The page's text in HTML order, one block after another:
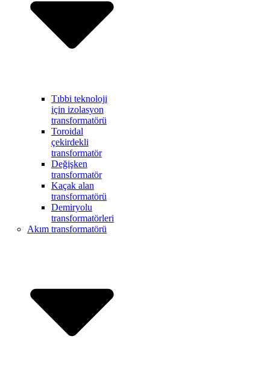
Tıbbi teknoloji
için izolasyon
transformatörü
Toroidal
çekirdekli
transformatör
Değişken
transformatör
Kaçak alan
transformatörü
Demiryolu
transformatörleri
Akım transformatörü